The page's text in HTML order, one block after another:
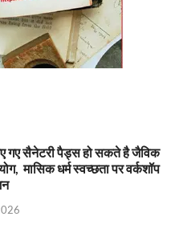
गए सैनेटरी पैड्स हो सकते है जैविक
मासिक धर्म स्वच्छता पर वर्कशॉप